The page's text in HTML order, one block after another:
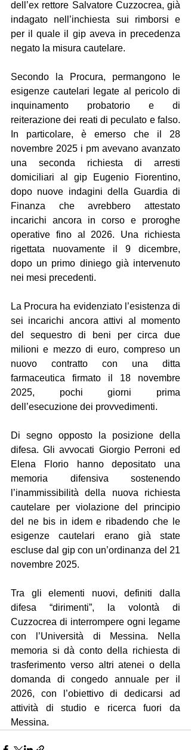
dell’ex rettore Salvatore Cuzzocrea, già
indagato nell’inchiesta sui rimborsi e
per il quale il gip aveva in precedenza
negato la misura cautelare.
Secondo la Procura, permangono le
esigenze cautelari legate al pericolo di
inquinamento probatorio e di
reiterazione dei reati di peculato e falso.
In particolare, è emerso che il 28
novembre 2025 i pm avevano avanzato
una seconda richiesta di arresti
domiciliari al gip Eugenio Fiorentino,
dopo nuove indagini della Guardia di
Finanza che avrebbero attestato
incarichi ancora in corso e proroghe
operative fino al 2026. Una richiesta
rigettata nuovamente il 9 dicembre,
dopo un primo diniego già intervenuto
nei mesi precedenti.
La Procura ha evidenziato l’esistenza di
sei incarichi ancora attivi al momento
del sequestro di beni per circa due
milioni e mezzo di euro, compreso un
nuovo contratto con una ditta
farmaceutica firmato il 18 novembre
2025, pochi giorni prima
dell’esecuzione dei provvedimenti.
Di segno opposto la posizione della
difesa. Gli avvocati Giorgio Perroni ed
Elena Florio hanno depositato una
memoria difensiva sostenendo
l’inammissibilità della nuova richiesta
cautelare per violazione del principio
del ne bis in idem e ribadendo che le
esigenze cautelari erano già state
escluse dal gip con un’ordinanza del 21
novembre 2025.
Tra gli elementi nuovi, definiti dalla
difesa “dirimenti”, la volontà di
Cuzzocrea di interrompere ogni legame
con l’Università di Messina. Nella
memoria si dà conto della richiesta di
trasferimento verso altri atenei o della
domanda di congedo annuale per il
2026, con l’obiettivo di dedicarsi ad
attività di studio e ricerca fuori da
Messina.